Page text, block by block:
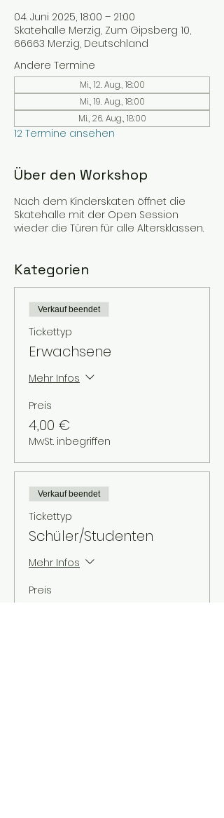
04. Juni 2025, 18:00 – 21:00
Skatehalle Merzig, Zum Gipsberg 10,
66663 Merzig, Deutschland
Andere Termine
Mi., 12. Aug., 18:00
Mi., 19. Aug., 18:00
Mi., 26. Aug., 18:00
12 Termine ansehen
Über den Workshop
Nach dem Kinderskaten öffnet die
Skatehalle mit der Open Session
wieder die Türen für alle Altersklassen.
Kategorien
Verkauf beendet
Tickettyp
Erwachsene
Mehr Infos
Preis
4,00 €
MwSt. inbegriffen
Verkauf beendet
Tickettyp
Schüler/Studenten
Mehr Infos
Preis